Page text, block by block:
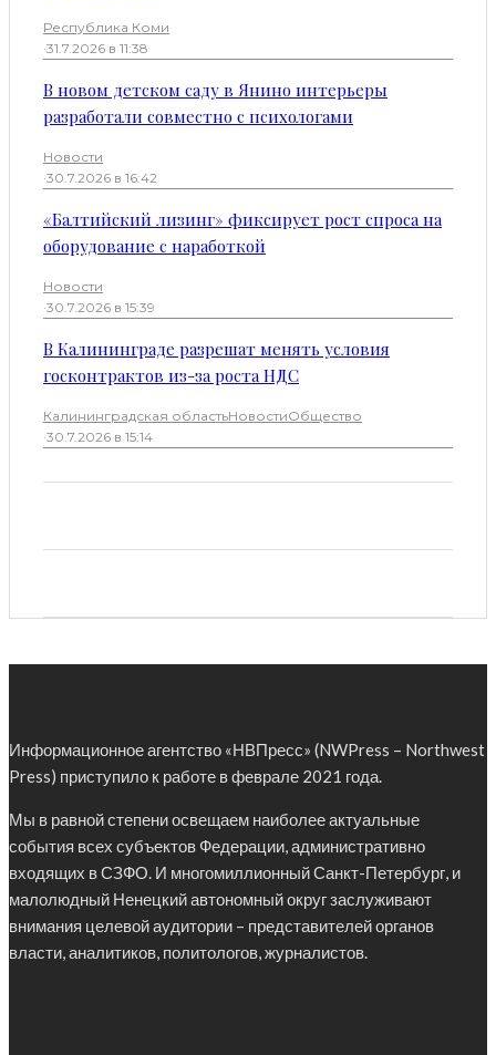
Республика Коми
·31.7.2026 в 11:38
В новом детском саду в Янино интерьеры
разработали совместно с психологами
Новости
·30.7.2026 в 16:42
«Балтийский лизинг» фиксирует рост спроса на
оборудование с наработкой
Новости
·30.7.2026 в 15:39
В Калининграде разрешат менять условия
госконтрактов из-за роста НДС
Калининградская областьНовостиОбщество
·30.7.2026 в 15:14
Информационное агентство «НВПресс» (NWPress – Northwest
Press) приступило к работе в феврале 2021 года.
Мы в равной степени освещаем наиболее актуальные
события всех субъектов Федерации, административно
входящих в СЗФО. И многомиллионный Санкт-Петербург, и
малолюдный Ненецкий автономный округ заслуживают
внимания целевой аудитории – представителей органов
власти, аналитиков, политологов, журналистов.